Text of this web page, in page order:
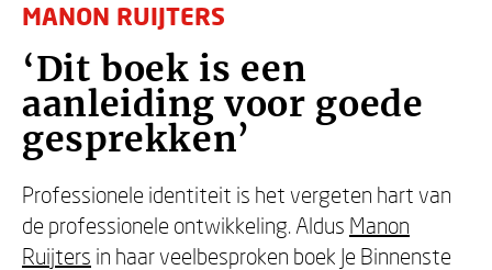
MANON RUIJTERS
‘Dit boek is een
aanleiding voor goede
gesprekken’
Professionele identiteit is het vergeten hart van
de professionele ontwikkeling. Aldus Manon
Ruijters in haar veelbesproken boek Je Binnenste